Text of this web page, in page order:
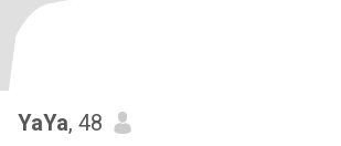
YaYa, 48